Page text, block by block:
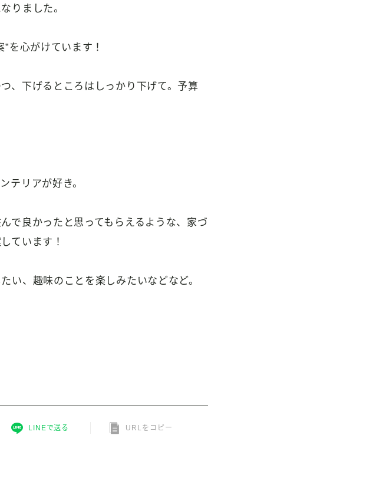
りました。
を心がけています！
、下げるところはしっかり下げて。予算
テリアが好き。
で良かったと思ってもらえるような、家づ
ています！
い、趣味のことを楽しみたいなどなど。
LINEで送る URLをコピー